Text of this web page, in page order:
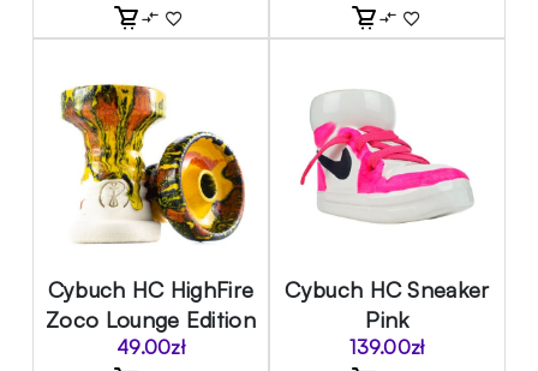
Cybuch HC HighFire
Zoco Lounge Edition
49.00zł
Cybuch HC Sneaker
Pink
139.00zł